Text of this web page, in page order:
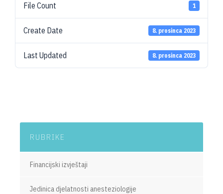
File Count 1
Create Date 8. prosinca 2023
Last Updated 8. prosinca 2023
RUBRIKE
Financijski izvještaji
Jedinica djelatnosti anesteziologije